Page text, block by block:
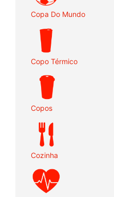
Copa Do Mundo
Copo Térmico
Copos
Cozinha